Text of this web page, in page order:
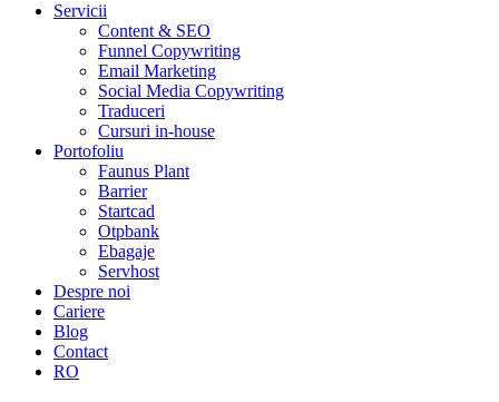
Servicii
Content & SEO
Funnel Copywriting
Email Marketing
Social Media Copywriting
Traduceri
Cursuri in-house
Portofoliu
Faunus Plant
Barrier
Startcad
Otpbank
Ebagaje
Servhost
Despre noi
Cariere
Blog
Contact
RO